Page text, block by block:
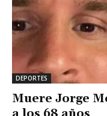
DEPORTES
Muere Jorge